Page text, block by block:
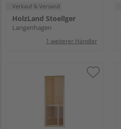
Verkauf & Versand
HolzLand Stoellger
Langenhagen
1 weiterer Händler